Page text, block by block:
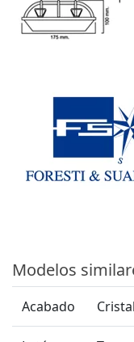
Modelos
Acabado Cristal